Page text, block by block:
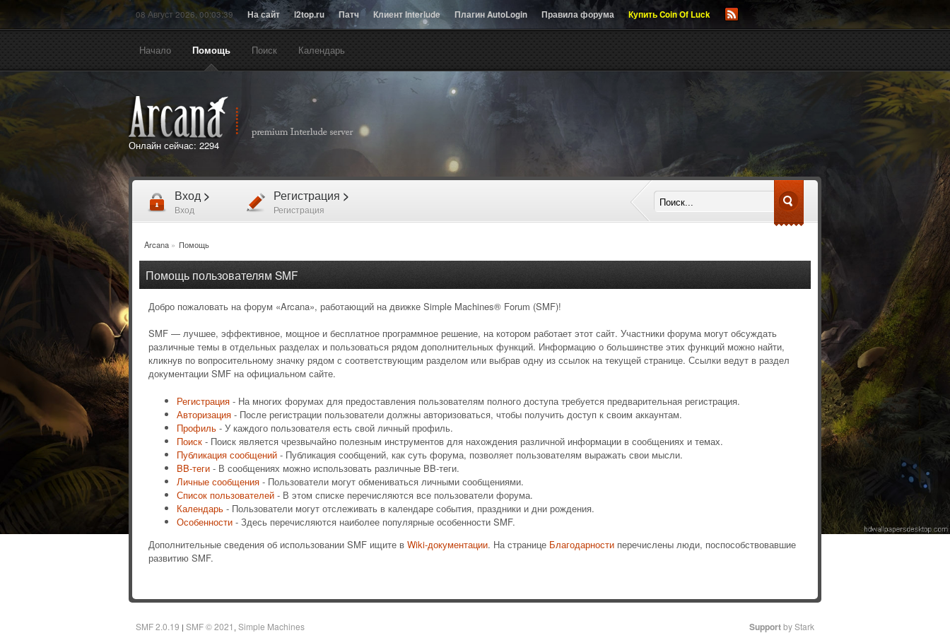
08 Август 2026, 00:03:39 На сайт l2top.ru Патч Клиент Interlude Плагин AutoLogin Правила форума Купить Coin Of Luck
Начало Помощь Поиск Календарь
Онлайн сейчас: 2294
Вход >
Вход
Регистрация >
Регистрация
Arcana» Помощь
Помощь пользователям SMF
Добро пожаловать на форум «Arcana», работающий на движке Simple Machines® Forum (SMF)!
SMF — лучшее, эффективное, мощное и бесплатное программное решение, на котором работает этот сайт. Участники форума могут обсуждать
различные темы в отдельных разделах и пользоваться рядом дополнительных функций. Информацию о большинстве этих функций можно найти,
кликнув по вопросительному значку рядом с соответствующим разделом или выбрав одну из ссылок на текущей странице. Ссылки ведут в раздел
документации SMF на официальном сайте.
Регистрация - На многих форумах для предоставления пользователям полного доступа требуется предварительная регистрация.
Авторизация - После регистрации пользователи должны авторизоваться, чтобы получить доступ к своим аккаунтам.
Профиль - У каждого пользователя есть свой личный профиль.
Поиск - Поиск является чрезвычайно полезным инструментов для нахождения различной информации в сообщениях и темах.
Публикация сообщений - Публикация сообщений, как суть форума, позволяет пользователям выражать свои мысли.
BB-теги - В сообщениях можно использовать различные BB-теги.
Личные сообщения - Пользователи могут обмениваться личными сообщениями.
Список пользователей - В этом списке перечисляются все пользователи форума.
Календарь - Пользователи могут отслеживать в календаре события, праздники и дни рождения.
Особенности - Здесь перечисляются наиболее популярные особенности SMF.
Дополнительные сведения об использовании SMF ищите в Wiki-документации. На странице Благодарности перечислены люди, поспособствовавшие
развитию SMF.
SMF 2.0.19 | SMF © 2021 Simple Machines Supportby Stark